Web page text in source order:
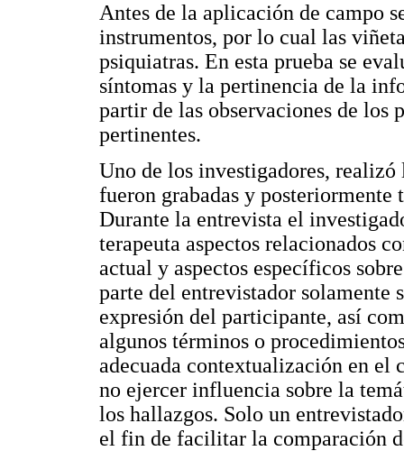
Antes de la aplicación de campo
instrumentos, por lo cual las
psiquiatras. En esta prueba se
síntomas y la pertinencia de la
partir de las observaciones de los
pertinentes.
Uno de los investigadores,
fueron grabadas y
Durante la entrevista el
terapeuta aspectos relacionados
actual y aspectos específicos
parte del entrevistador solamente
expresión del participante, así
algunos términos o
adecuada contextualización en el
no ejercer influencia sobre la
los hallazgos. Solo un
el fin de facilitar la comparación